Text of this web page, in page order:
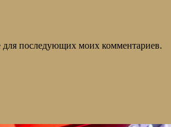
для последующих моих комментариев.